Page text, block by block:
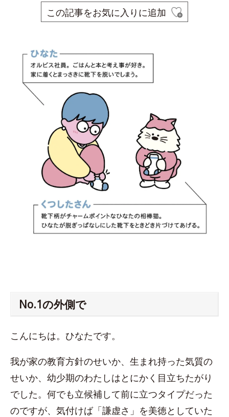
この記事をお気に入りに追加
No.1の外側で
こんにちは。ひなたです。
我が家の教育方針のせいか、生まれ持った気質の
せいか、幼少期のわたしはとにかく目立ちたがり
でした。何でも立候補して前に立つタイプだった
のですが、気付けば「謙虚さ」を美徳としていた